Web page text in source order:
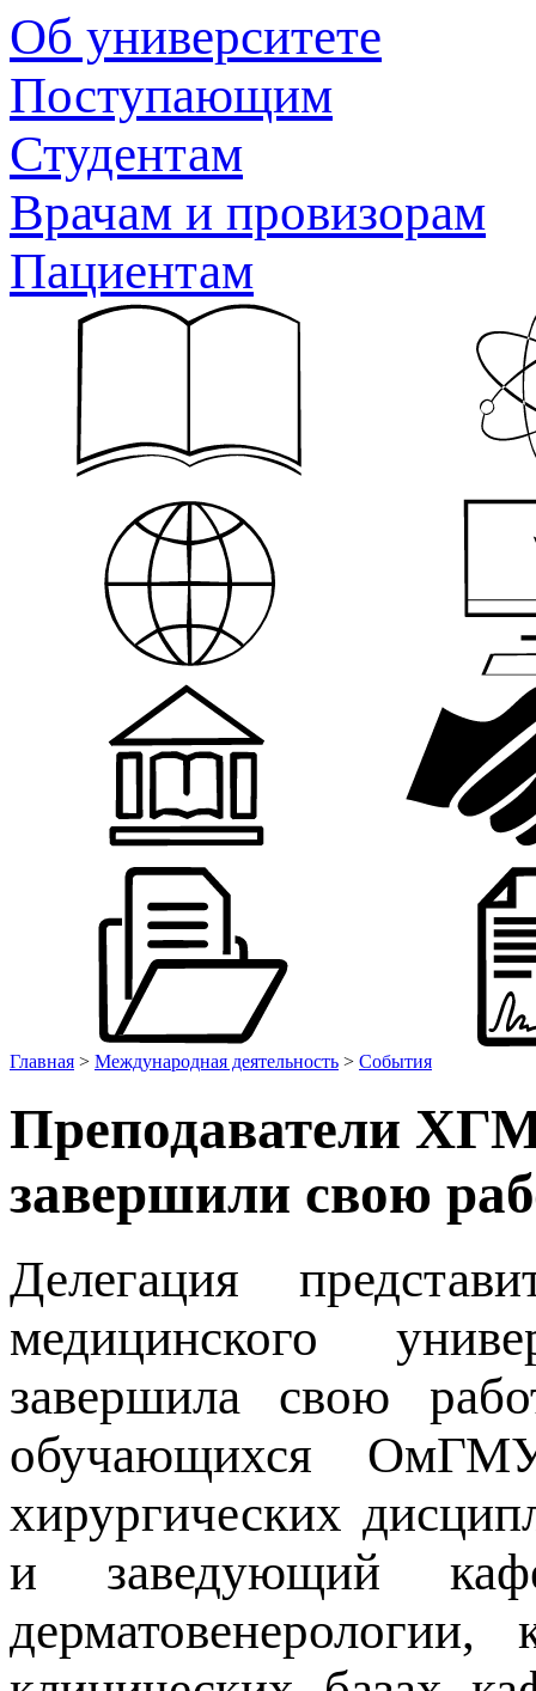
Об университете
Поступающим
Студентам
Врачам и провизорам
Пациентам
Главная > Международная деятельность > События
Преподаватели
завершили свою
Делегация
медицинского
завершила свою
обучающихся
хирургических
и заведующий